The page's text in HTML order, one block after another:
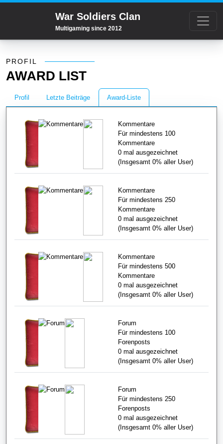
War Soldiers Clan
Multigaming since 2012
PROFIL
AWARD LIST
Profil Letzte Beiträge Award-Liste
Kommentare
Für mindestens 100
Kommentare
0 mal ausgezeichnet
(Insgesamt 0% aller User)
Kommentare
Für mindestens 250
Kommentare
0 mal ausgezeichnet
(Insgesamt 0% aller User)
Kommentare
Für mindestens 500
Kommentare
0 mal ausgezeichnet
(Insgesamt 0% aller User)
Forum
Für mindestens 100
Forenposts
0 mal ausgezeichnet
(Insgesamt 0% aller User)
Forum
Für mindestens 250
Forenposts
0 mal ausgezeichnet
(Insgesamt 0% aller User)